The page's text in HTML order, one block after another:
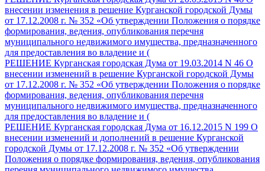
внесении изменения в решение Курганской городской Думы
от 17.12.2008 г. № 352 «Об утверждении Положения о порядке
формирования, ведения, опубликования перечня
муниципального недвижимого имущества, предназначенного
для предоставления во владение и (
РЕШЕНИЕ Курганская городская Дума от 19.03.2014 N 46 О
внесении изменений в решение Курганской городской Думы
от 17.12.2008 г. № 352 «Об утверждении Положения о порядке
формирования, ведения, опубликования перечня
муниципального недвижимого имущества, предназначенного
для предоставления во владение и (
РЕШЕНИЕ Курганская городская Дума от 16.12.2015 N 199 О
внесении изменений и дополнений в решение Курганской
городской Думы от 17.12.2008 г. № 352 «Об утверждении
Положения о порядке формирования, ведения, опубликования